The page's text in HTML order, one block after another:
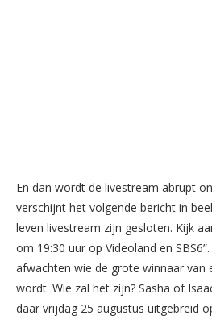
En dan wordt de livestream abrupt
verschijnt het volgende bericht in
leven livestream zijn gesloten. Kijk
om 19:30 uur op Videoland en
afwachten wie de grote winnaar van
wordt. Wie zal het zijn? Sasha of
daar vrijdag 25 augustus uitgebreid